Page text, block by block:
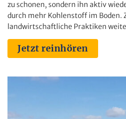
zu schonen, sondern ihn aktiv
durch mehr Kohlenstoff im Boden.
landwirtschaftliche Praktiken
Jetzt reinhören